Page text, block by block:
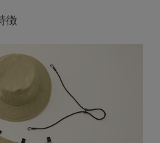
徴